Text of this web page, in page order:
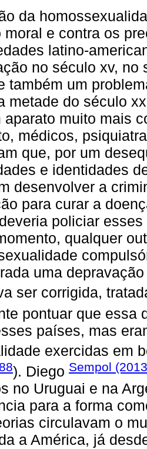
da
moral e contra os
latino-
no século xv,
também um
metade do século
aparato muito mais
médicos,
que, por um
e identidades
desenvolver a
para curar a
policiar
qualquer
uma
ser corrigida,
pontuar que essa
países, mas
exercidas em
). Diego Sempol (2013
no Uruguai e na
para a forma
circulavam o
a América, já